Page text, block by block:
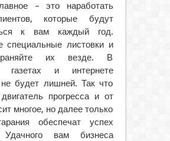
– это наработать
которые будут
к вам каждый год.
специальные листовки и
их везде. В
газетах и интернете
будет лишней. Так что
прогресса и от
многое, но далее только
обеспечат успех
вам бизнеса